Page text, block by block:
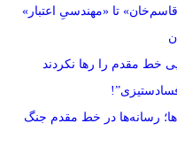
تا «مهندسیِ اعتبار»
رسانه‌ها در خط مقدم جنگ